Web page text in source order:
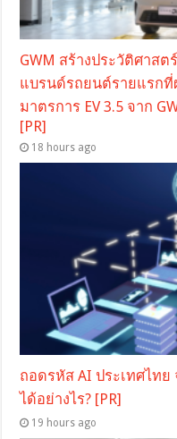
GWM สร้างประวัติศาส
แบรนด์รถยนต์รายแรกที่
มาตรการ EV 3.5 จาก
[PR]
18 hours ago
ถอดรหัส AI ประเทศไทย
ได้อย่างไร? [PR]
19 hours ago